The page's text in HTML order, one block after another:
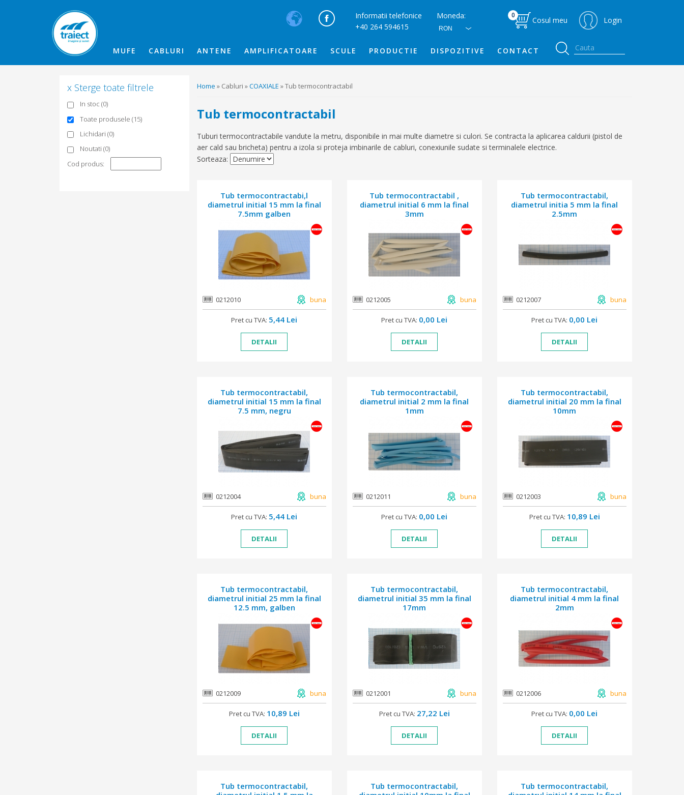
Informatii telefonice
+40 264 594615
Moneda:
RON
Cosul meu
0
Login
MUFE CABLURI ANTENE AMPLIFICATOARE SCULE PRODUCTIE DISPOZITIVE CONTACT
x Sterge toate filtrele
In stoc (0)
Toate produsele (15)
Lichidari (0)
Noutati (0)
Cod produs:
Home » Cabluri »COAXIALE » Tub termocontractabil
Tub termocontractabil
Tuburi termocontractabile vandute la metru, disponibile in mai multe diametre si culori. Se contracta la aplicarea caldurii (pistol de
aer cald sau bricheta) pentru a izola si proteja imbinarile de cabluri, conexiunile sudate si terminalele electrice.
Sorteaza:
Tub termocontractabi,l
diametrul initial 15 mm la final
7.5mm galben
0212010 buna
Pret cu TVA: 5,44 Lei
DETALII
Tub termocontractabil ,
diametrul initial 6 mm la final
3mm
0212005 buna
Pret cu TVA: 0,00 Lei
DETALII
Tub termocontractabil,
diametrul initia 5 mm la final
2.5mm
0212007 buna
Pret cu TVA: 0,00 Lei
DETALII
Tub termocontractabil,
diametrul initial 15 mm la final
7.5 mm, negru
0212004 buna
Pret cu TVA: 5,44 Lei
DETALII
Tub termocontractabil,
diametrul initial 2 mm la final
1mm
0212011 buna
Pret cu TVA: 0,00 Lei
DETALII
Tub termocontractabil,
diametrul initial 20 mm la final
10mm
0212003 buna
Pret cu TVA: 10,89 Lei
DETALII
Tub termocontractabil,
diametrul initial 25 mm la final
12.5 mm, galben
0212009 buna
Pret cu TVA: 10,89 Lei
DETALII
Tub termocontractabil,
diametrul initial 35 mm la final
17mm
0212001 buna
Pret cu TVA: 27,22 Lei
DETALII
Tub termocontractabil,
diametrul initial 4 mm la final
2mm
0212006 buna
Pret cu TVA: 0,00 Lei
DETALII
Tub termocontractabil,
Tub termocontractabil,
Tub termocontractabil,